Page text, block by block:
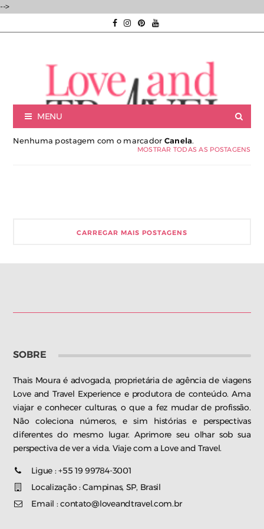
-->
MENU
Nenhuma postagem com o marcador Canela.
MOSTRAR TODAS AS POSTAGENS
CARREGAR MAIS POSTAGENS
SOBRE
Thais Moura é advogada, proprietária de agência de viagens
Love and Travel Experience e produtora de conteúdo. Ama
viajar e conhecer culturas, o que a fez mudar de profissão.
Não coleciona números, e sim histórias e perspectivas
diferentes do mesmo lugar. Aprimore seu olhar sob sua
perspectiva de ver a vida. Viaje com a Love and Travel.
Ligue : +55 19 99784-3001
Localização : Campinas, SP, Brasil
Email : contato@loveandtravel.com.br